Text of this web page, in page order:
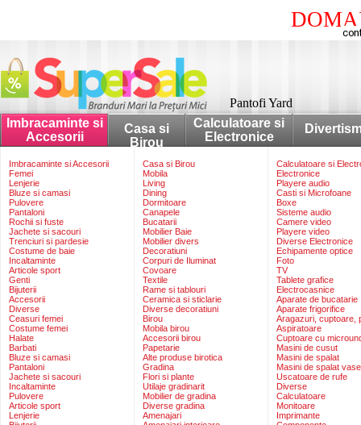
Pantofi Yard
Imbracaminte si
Accesorii
Casa si
Birou
Calculatoare si
Electronice
Imbracaminte si Accesorii
Femei
Lenjerie
Bluze si camasi
Pulovere
Pantaloni
Rochii si fuste
Jachete si sacouri
Trenciuri si pardesie
Costume de baie
Incaltaminte
Articole sport
Genti
Bijuterii
Accesorii
Diverse
Ceasuri femei
Costume femei
Halate
Barbati
Bluze si camasi
Pantaloni
Jachete si sacouri
Incaltaminte
Pulovere
Articole sport
Lenjerie
Casa si Birou
Mobila
Living
Dining
Dormitoare
Canapele
Bucatarii
Mobilier Baie
Mobilier divers
Decoratiuni
Corpuri de Iluminat
Covoare
Textile
Rame si tablouri
Ceramica si sticlarie
Diverse decoratiuni
Birou
Mobila birou
Accesorii birou
Papetarie
Alte produse birotica
Gradina
Flori si plante
Utilaje gradinarit
Mobilier de gradina
Diverse gradina
Amenajari
Calculatoare si
Electronice
Playere audio
Casti si Microfoane
Boxe
Sisteme audio
Camere video
Playere video
Diverse Electronice
Echipamente optice
Foto
TV
Tablete grafice
Electrocasnice
Aparate de bucatarie
Aparate frigorifice
Aragazuri, cuptoare,
Aspiratoare
Cuptoare cu
Masini de cusut
Masini de spalat
Masini de spalat vase
Uscatoare de rufe
Diverse
Calculatoare
Monitoare
Imprimante